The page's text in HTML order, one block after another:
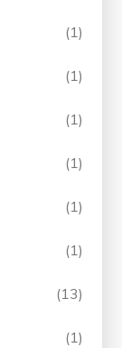
(1)
(1)
(1)
(1)
(1)
(1)
(13)
(1)